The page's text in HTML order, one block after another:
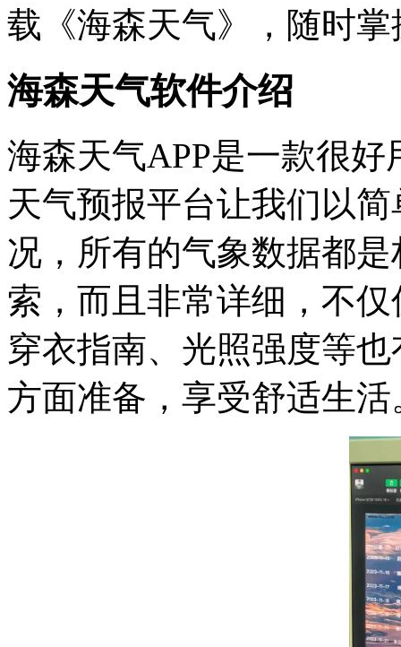
载《海森天气》，随时
海森天气软件介绍
海森天气APP是一款很
天气预报平台让我们以
况，所有的气象数据都
索，而且非常详细，不
穿衣指南、光照强度等
方面准备，享受舒适生活